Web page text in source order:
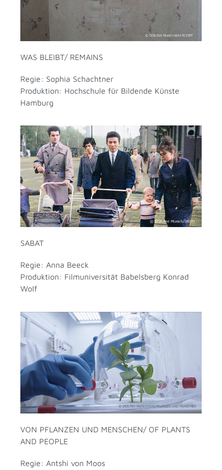
WAS BLEIBT/ REMAINS
Regie: Sophia Schachtner
Produktion: Hochschule für Bildende Künste
Hamburg
SABAT
Regie: Anna Beeck
Produktion: Filmuniversität Babelsberg Konrad
Wolf
VON PFLANZEN UND MENSCHEN/ OF PLANTS
AND PEOPLE
Regie: Antshi von Moos